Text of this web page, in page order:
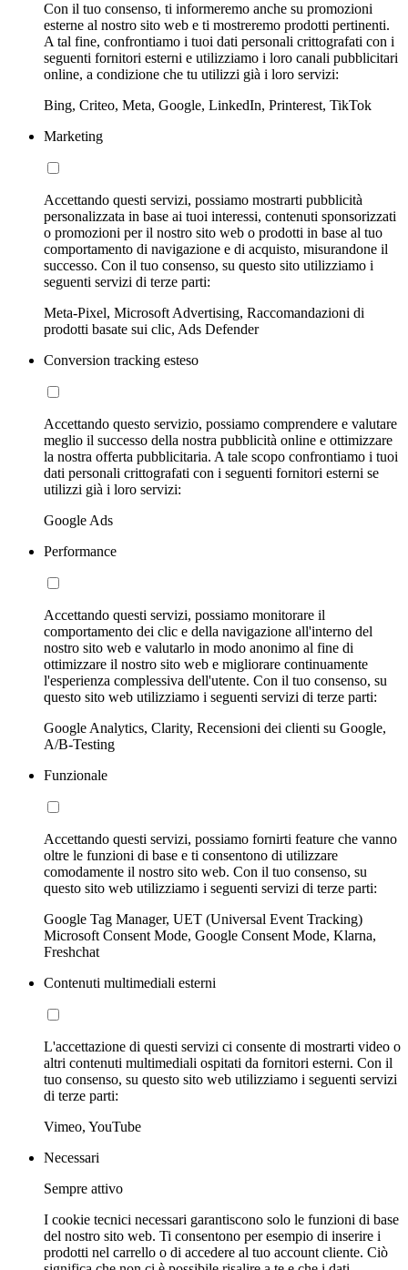
Con il tuo consenso, ti informeremo anche su promozioni
esterne al nostro sito web e ti mostreremo prodotti pertinenti.
A tal fine, confrontiamo i tuoi dati personali crittografati con i
seguenti fornitori esterni e utilizziamo i loro canali pubblicitari
online, a condizione che tu utilizzi già i loro servizi:
Bing, Criteo, Meta, Google, LinkedIn, Printerest, TikTok
Marketing
Accettando questi servizi, possiamo mostrarti pubblicità
personalizzata in base ai tuoi interessi, contenuti sponsorizzati
o promozioni per il nostro sito web o prodotti in base al tuo
comportamento di navigazione e di acquisto, misurandone il
successo. Con il tuo consenso, su questo sito utilizziamo i
seguenti servizi di terze parti:
Meta-Pixel, Microsoft Advertising, Raccomandazioni di
prodotti basate sui clic, Ads Defender
Conversion tracking esteso
Accettando questo servizio, possiamo comprendere e valutare
meglio il successo della nostra pubblicità online e ottimizzare
la nostra offerta pubblicitaria. A tale scopo confrontiamo i tuoi
dati personali crittografati con i seguenti fornitori esterni se
utilizzi già i loro servizi:
Google Ads
Performance
Accettando questi servizi, possiamo monitorare il
comportamento dei clic e della navigazione all'interno del
nostro sito web e valutarlo in modo anonimo al fine di
ottimizzare il nostro sito web e migliorare continuamente
l'esperienza complessiva dell'utente. Con il tuo consenso, su
questo sito web utilizziamo i seguenti servizi di terze parti:
Google Analytics, Clarity, Recensioni dei clienti su Google,
A/B-Testing
Funzionale
Accettando questi servizi, possiamo fornirti feature che vanno
oltre le funzioni di base e ti consentono di utilizzare
comodamente il nostro sito web. Con il tuo consenso, su
questo sito web utilizziamo i seguenti servizi di terze parti:
Google Tag Manager, UET (Universal Event Tracking)
Microsoft Consent Mode, Google Consent Mode, Klarna,
Freshchat
Contenuti multimediali esterni
L'accettazione di questi servizi ci consente di mostrarti video o
altri contenuti multimediali ospitati da fornitori esterni. Con il
tuo consenso, su questo sito web utilizziamo i seguenti servizi
di terze parti:
Vimeo, YouTube
Necessari
Sempre attivo
I cookie tecnici necessari garantiscono solo le funzioni di base
del nostro sito web. Ti consentono per esempio di inserire i
prodotti nel carrello o di accedere al tuo account cliente. Ciò